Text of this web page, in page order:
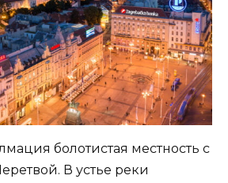
болотистая местность с
В устье реки